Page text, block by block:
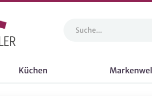
Küchen